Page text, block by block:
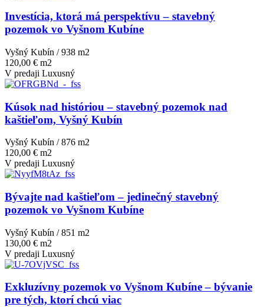
Investícia, ktorá má perspektívu – stavebný
pozemok vo Vyšnom Kubíne
Vyšný Kubín / 938 m2
120,00 € m2
V predaji Luxusný
Kúsok nad históriou – stavebný pozemok nad
kaštieľom, Vyšný Kubín
Vyšný Kubín / 876 m2
120,00 € m2
V predaji Luxusný
Bývajte nad kaštieľom – jedinečný stavebný
pozemok vo Vyšnom Kubíne
Vyšný Kubín / 851 m2
130,00 € m2
V predaji Luxusný
Exkluzívny pozemok vo Vyšnom Kubíne – bývanie
pre tých, ktorí chcú viac